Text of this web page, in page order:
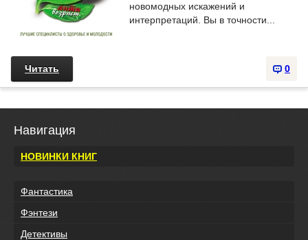
новомодных искажений и
интерпретаций. Вы в точности...
0
Читать
Навигация
НОВИНКИ КНИГ
Фантастика
Фэнтези
Детективы